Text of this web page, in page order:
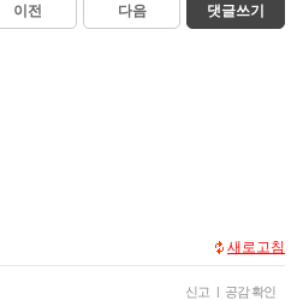
이전 다음 댓글쓰기
새로고침
신고 | 공감 확인